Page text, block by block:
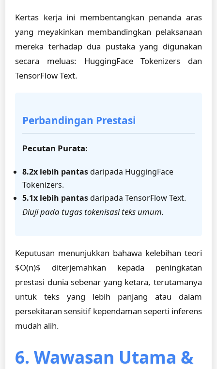
Kertas kerja ini membentangkan penanda aras
yang meyakinkan membandingkan pelaksanaan
mereka terhadap dua pustaka yang digunakan
secara meluas: HuggingFace Tokenizers dan
TensorFlow Text.
Perbandingan Prestasi
Pecutan Purata:
8.2x lebih pantasdaripada HuggingFace
Tokenizers.
5.1x lebih pantasdaripada TensorFlow Text.
Diuji pada tugas tokenisasi teks umum.
Keputusan menunjukkan bahawa kelebihan teori
$O(n)$ diterjemahkan kepada peningkatan
prestasi dunia sebenar yang ketara, terutamanya
untuk teks yang lebih panjang atau dalam
persekitaran sensitif kependaman seperti inferens
mudah alih.
6. Wawasan Utama &